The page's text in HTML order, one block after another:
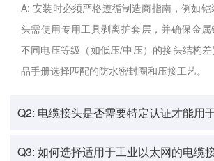
A: 安装时必须严格遵循制造商指南，例如
头需使用专用工具剥离护套层，并确保金属
不同电压等级（如低压/中压）的接头结构
品手册选择匹配的防水密封圈和压接工艺。
Q2: 电缆接头是否需要特定认证才能用
Q3: 如何选择适用于工业以太网的电缆